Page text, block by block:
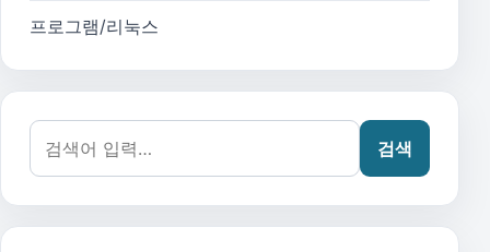
프로그램/리눅스
검색어:
검색